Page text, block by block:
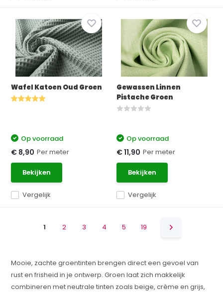
Wafel Katoen Oud Groen
Vergelijk
Op voorraad
€ 8,90 Per meter
Bekijken
Gewassen Linnen
Pistache Groen
Vergelijk
Op voorraad
€ 11,90 Per meter
Bekijken
1 2 3 4 5 19
Mooie, zachte groentinten brengen direct een gevoel van
rust en frisheid in je ontwerp. Groen laat zich makkelijk
combineren met neutrale tinten zoals beige, crème en grijs,